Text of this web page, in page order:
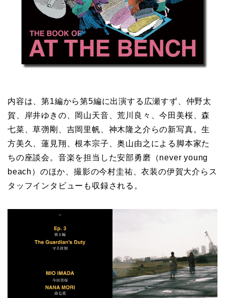
内容は、第1編から第5編に出演する広瀬すず、仲野太
賀、岸井ゆきの、岡山天音、荒川良々、今田美桜、森
七菜、草彅剛、吉岡里帆、神木隆之介らの新写真。生
方美久、蓮見翔、根本宗子、奥山由之による脚本家た
ちの座談会。音楽を担当した安部勇磨（never young
beach）のほか、撮影の今村圭祐、衣装の伊賀大介らス
タッフインタビューも収録される。